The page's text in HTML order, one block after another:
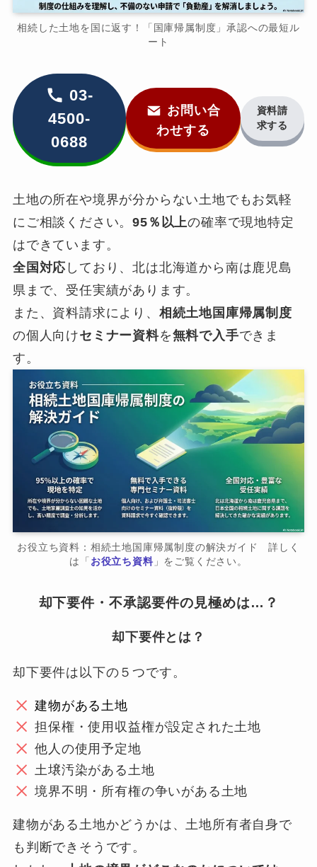
相続した土地を国に返す！「国庫帰属制度」承認への最短ル
ート
03-
4500-
0688
お問い合
わせする
資料請
求する
土地の所在や境界が分からない土地でもお気軽
にご相談ください。95％以上の確率で現地特定
はできています。
全国対応 しており、北は北海道から南は鹿児島
県まで、受任実績があります。
また、資料請求により、 相続土地国庫帰属制度
の個人向けセミナー資料を無料で入手できま
す。
お役立ち資料：相続土地国庫帰属制度の解決ガイド 詳しく
は「 お役立ち資料」をご覧ください。
却下要件・不承認要件の見極めは…？
却下要件とは？
却下要件は以下の５つです。
建物がある土地
担保権・使用収益権が設定された土地
他人の使用予定地
土壌汚染がある土地
境界不明・所有権の争いがある土地
建物がある土地かどうかは、土地所有者自身で
も判断できそうです。